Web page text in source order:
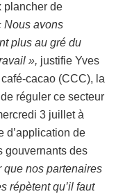
plancher de
Nous avons
plus au gré du
», justifie Yves
cacao (CCC), la
réguler ce secteur
3 juillet à
d’application de
gouvernants des
que nos partenaires
répètent qu’il faut